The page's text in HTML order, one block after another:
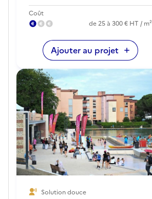
Coût
de 25 à 300 € HT / m²
Ajouter au projet
Solution douce